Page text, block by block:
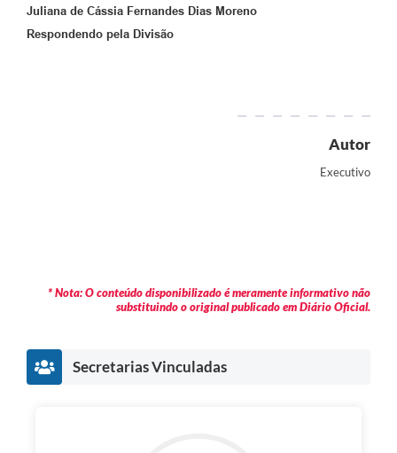
Juliana de Cássia Fernandes Dias Moreno
Respondendo pela Divisão
Autor
Executivo
* Nota: O conteúdo disponibilizado é meramente informativo não
substituindo o original publicado em Diário Oficial.
Secretarias Vinculadas